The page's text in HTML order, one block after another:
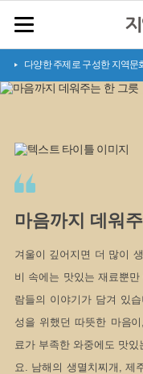
다양한 주제로 구성한 지역
마음까지 데 워 주
겨울이 깊어지면 더 많이
비 속에는 맛있는 재료뿐
람들의 이야기가 담겨 있
성을 위했던 따뜻한 마음
료가 부족한 와중에도 맛
요. 남해의 생멸치찌개, 제